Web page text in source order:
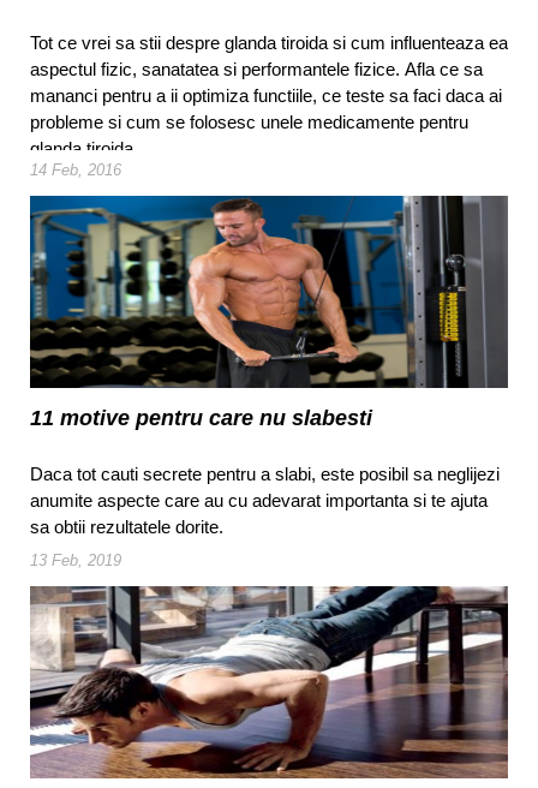
Tot ce vrei sa stii despre glanda tiroida si cum influenteaza ea
aspectul fizic, sanatatea si performantele fizice. Afla ce sa
mananci pentru a ii optimiza functiile, ce teste sa faci daca ai
probleme si cum se folosesc unele medicamente pentru
glanda tiroida.
14 Feb, 2016
11 motive pentru care nu slabesti
Daca tot cauti secrete pentru a slabi, este posibil sa neglijezi
anumite aspecte care au cu adevarat importanta si te ajuta
sa obtii rezultatele dorite.
13 Feb, 2019